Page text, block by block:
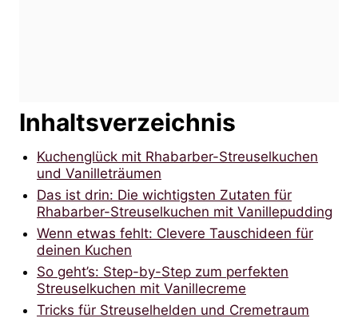
Inhaltsverzeichnis
Kuchenglück mit Rhabarber-Streuselkuchen
und Vanilleträumen
Das ist drin: Die wichtigsten Zutaten für
Rhabarber-Streuselkuchen mit Vanillepudding
Wenn etwas fehlt: Clevere Tauschideen für
deinen Kuchen
So geht’s: Step-by-Step zum perfekten
Streuselkuchen mit Vanillecreme
Tricks für Streuselhelden und Cremetraum